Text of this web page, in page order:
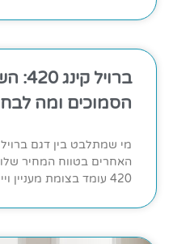
הסמוכים ומה
420 עומד בצומת מעניין וייחודי בתוך הקטלוג של